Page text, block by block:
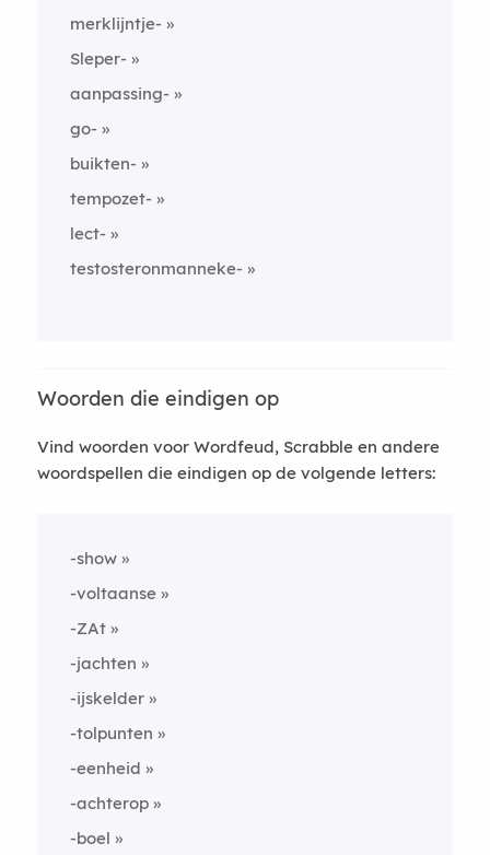
merklijntje-
Sleper-
aanpassing-
go-
buikten-
tempozet-
lect-
testosteronmanneke-
Woorden die eindigen op
Vind woorden voor Wordfeud, Scrabble en andere
woordspellen die eindigen op de volgende letters:
-show
-voltaanse
-ZAt
-jachten
-ijskelder
-tolpunten
-eenheid
-achterop
-boel